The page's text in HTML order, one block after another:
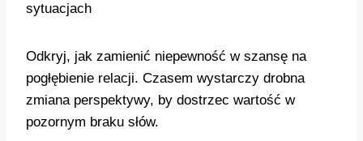
sytuacjach
Odkryj, jak zamienić niepewność w szansę na
pogłębienie relacji. Czasem wystarczy drobna
zmiana perspektywy, by dostrzec wartość w
pozornym braku słów.